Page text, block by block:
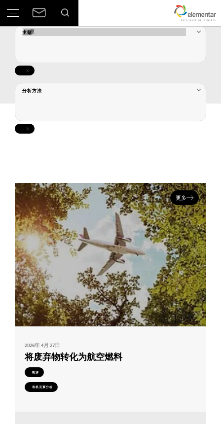
主题
分析方法
更多
2026年 4月 27日
将废弃物转化为航空燃料
能源
有机元素分析